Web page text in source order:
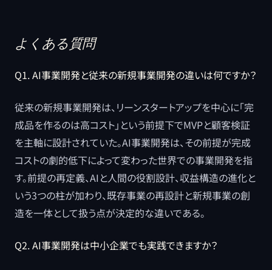
よくある質問
Q1. AI事業開発と従来の新規事業開発の違いは何ですか？
従来の新規事業開発は、リーンスタートアップを中心に「完
成品を作るのは高コスト」という前提下でMVPと顧客検証
を主軸に設計されていた。AI事業開発は、その前提が完成
コストの劇的低下によって変わった世界での事業開発を指
す。前提の再定義、AIと人間の役割設計、収益構造の進化と
いう3つの柱が加わり、既存事業の再設計と新規事業の創
造を一体として扱う点が決定的な違いである。
Q2. AI事業開発は中小企業でも実践できますか？